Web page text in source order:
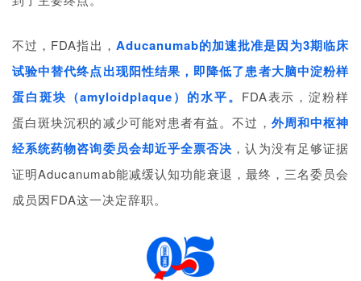
区
精
彩
活
动
B
D
不过，FDA指出， Aducanumab的加速批准是因为3期临床
试验中替代终点出现阳性结果，即降低了患者大脑中淀粉样
蛋白斑块（amyloidplaque）的水平。 FDA表示，淀粉样
蛋白斑块沉积的减少可能对患者有益。不过， 外周和中枢神
经系统药物咨询委员会却近乎全票否决 ，认为没有足够证据
证明Aducanumab能减缓认知功能衰退，最终，三名委员会
成员因FDA这一决定辞职。